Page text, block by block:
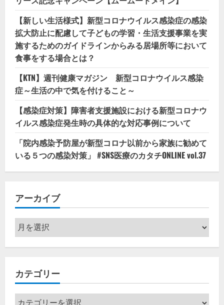
【新しい生活様式】新型コロナウイルス感染症の感染
拡大防止に配慮して子どもの学習・生活支援事業を実
施するためのガイドラインからみる居場所等において
食事をする場合とは？
【KTN】週刊健康マガジン 新型コロナウイルス感染
症～生活の中で気を付けること～
【感染症対策】障害者支援施設における新型コロナウ
イルス感染症発生時の具体的な対応事例について
「院内感染予防屋が新型コロナ以前から家族に勧めて
いる５つの感染対策」 #SNS医療のカタチONLINE vol.37
アーカイブ
ア
ー
カ
ブ
カテゴリー
カ